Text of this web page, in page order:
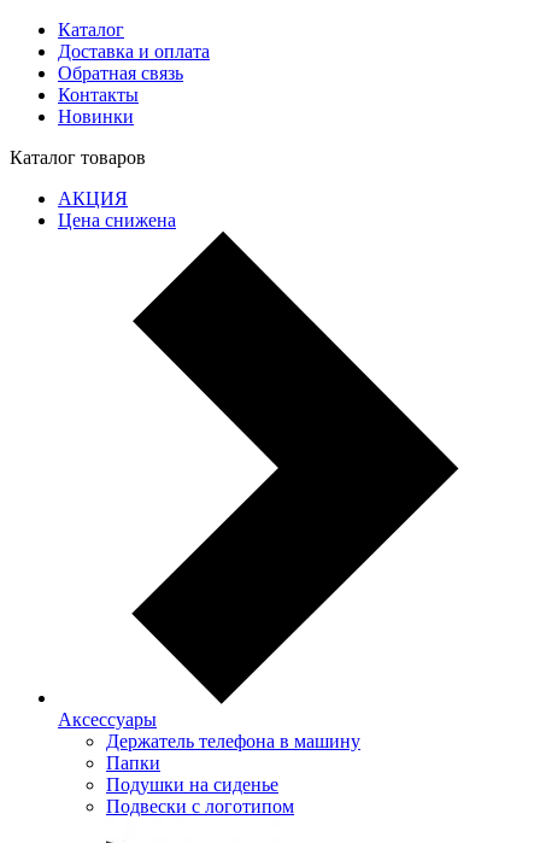
Каталог
Доставка и оплата
Обратная связь
Контакты
Новинки
Каталог товаров
АКЦИЯ
Цена снижена
Аксессуары
Держатель телефона в машину
Папки
Подушки на сиденье
Подвески с логотипом